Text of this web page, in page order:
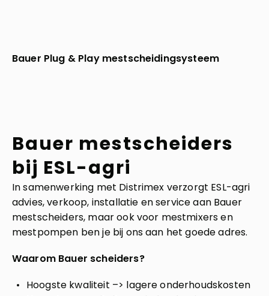
Bauer Plug & Play mestscheidingsysteem
Bauer mestscheiders
bij ESL-agri
In samenwerking met Distrimex verzorgt ESL-agri
advies, verkoop, installatie en service aan Bauer
mestscheiders, maar ook voor mestmixers en
mestpompen ben je bij ons aan het goede adres.
Waarom Bauer scheiders?
Hoogste kwaliteit –> lagere onderhoudskosten